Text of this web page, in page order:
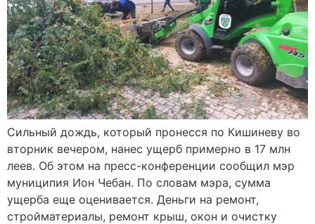
Сильный дождь, который пронесся по Кишиневу во
вторник вечером, нанес ущерб примерно в 17 млн
леев. Об этом на пресс-конференции сообщил мэр
муниципия Ион Чебан. По словам мэра, сумма
ущерба еще оценивается. Деньги на ремонт,
стройматериалы, ремонт крыш, окон и очистку